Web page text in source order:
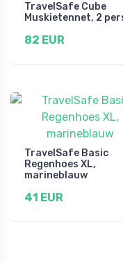
TravelSafe Cube
Muskietennet, 2
82 EUR
TravelSafe Basic
Regenhoes XL,
marineblauw
41 EUR